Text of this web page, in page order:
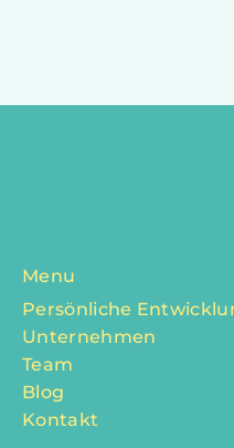
Menu
Persönliche
Unternehmen
Team
Blog
Kontakt